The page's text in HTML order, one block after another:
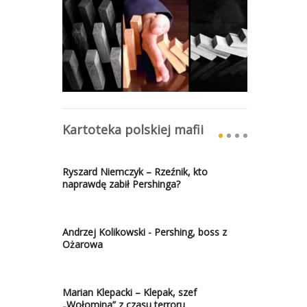
Kartoteka polskiej mafii
Ryszard Niemczyk – Rzeźnik, kto
naprawdę zabił Pershinga?
Andrzej Kolikowski - Pershing, boss z
Ożarowa
Marian Klepacki – Klepak, szef